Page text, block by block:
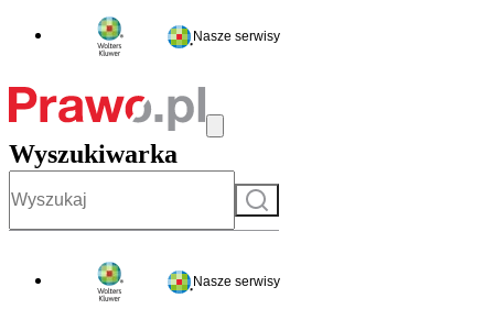
Nasze serwisy
Wyszukiwarka
Szukaj
Nasze serwisy